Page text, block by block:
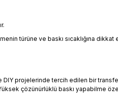
türüne ve baskı sıcaklığına
DIY projelerinde tercih edilen bir
çözünürlüklü baskı yapabilme